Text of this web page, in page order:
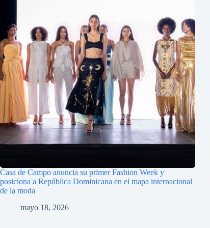
Casa de Campo anuncia su primer Fashion Week y
posiciona a República Dominicana en el mapa internacional
de la moda
mayo 18, 2026